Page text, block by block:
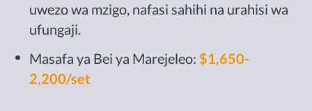
uwezo wa mzigo, nafasi sahihi na urahisi wa
ufungaji.
Masafa ya Bei ya Marejeleo: $1,650-
2,200/set